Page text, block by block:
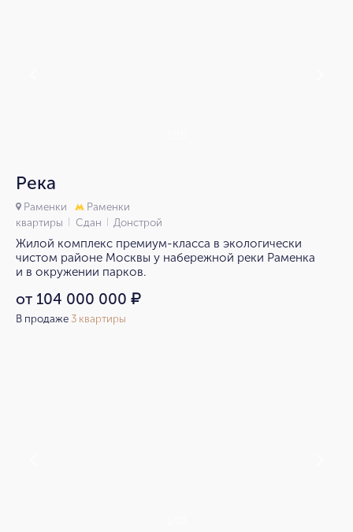
Река
Раменки
Раменки
квартиры
Сдан Донстрой
Жилой комплекс премиум-класса в экологически
чистом районе Москвы у набережной реки Раменка
и в окружении парков.
от 104 000 000 ₽
В продаже 3 квартиры